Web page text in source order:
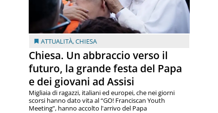
ATTUALITÀ,CHIESA
Chiesa. Un abbraccio verso il
futuro, la grande festa del Papa
e dei giovani ad Assisi
Migliaia di ragazzi, italiani ed europei, che nei giorni
scorsi hanno dato vita al “GO! Franciscan Youth
Meeting”, hanno accolto l'arrivo del Papa